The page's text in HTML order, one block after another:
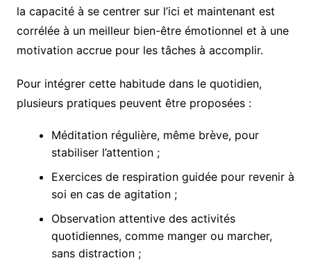
la capacité à se centrer sur l’ici et maintenant est
corrélée à un meilleur bien-être émotionnel et à une
motivation accrue pour les tâches à accomplir.
Pour intégrer cette habitude dans le quotidien,
plusieurs pratiques peuvent être proposées :
Méditation régulière, même brève, pour
stabiliser l’attention ;
Exercices de respiration guidée pour revenir à
soi en cas de agitation ;
Observation attentive des activités
quotidiennes, comme manger ou marcher,
sans distraction ;